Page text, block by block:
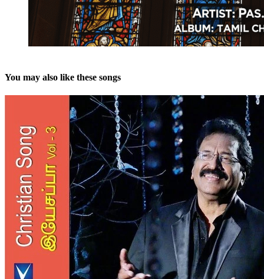
You may also like these songs